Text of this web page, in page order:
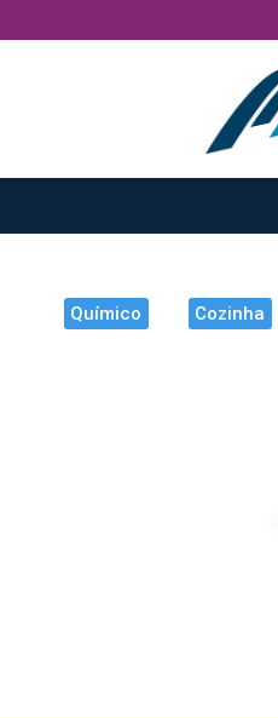
Químico Cozinha